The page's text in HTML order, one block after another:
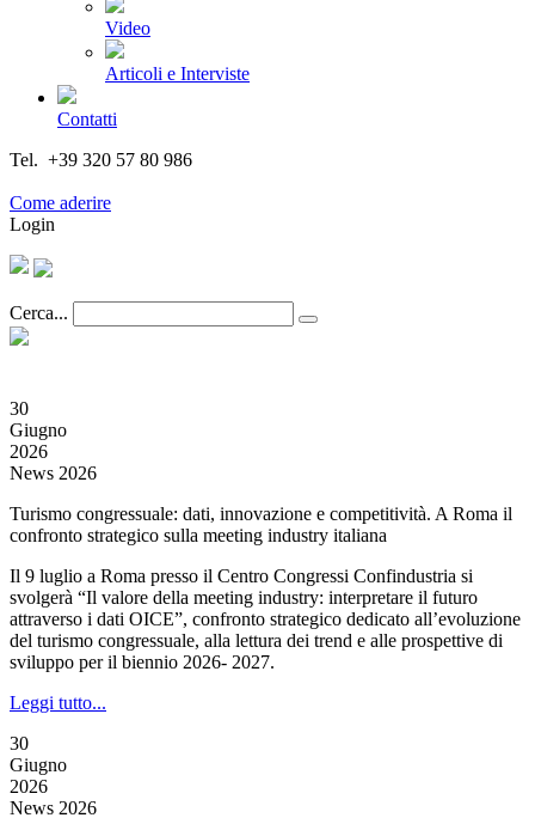
Video
Articoli e Interviste
Contatti
Tel. +39 320 57 80 986
Come aderire
Login
Cerca...
30
Giugno
2026
News 2026
Turismo congressuale: dati, innovazione e competitività. A Roma il
confronto strategico sulla meeting industry italiana
Il 9 luglio a Roma presso il Centro Congressi Confindustria si
svolgerà “Il valore della meeting industry: interpretare il futuro
attraverso i dati OICE”, confronto strategico dedicato all’evoluzione
del turismo congressuale, alla lettura dei trend e alle prospettive di
sviluppo per il biennio 2026- 2027.
Leggi tutto...
30
Giugno
2026
News 2026